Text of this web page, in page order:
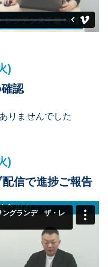
)
認
りませんでした
)
信で進捗ご報告